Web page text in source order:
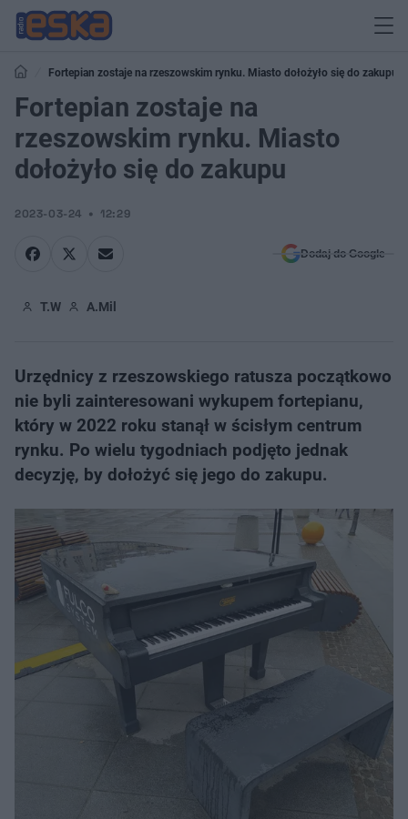
Fortepian zostaje na rzeszowskim rynku. Miasto dołożyło się do zakupu
Fortepian zostaje na
rzeszowskim rynku. Miasto
dołożyło się do zakupu
2023-03-24 12:29
Dodaj do Google
T.W A.Mil
Urzędnicy z rzeszowskiego ratusza początkowo
nie byli zainteresowani wykupem fortepianu,
który w 2022 roku stanął w ścisłym centrum
rynku. Po wielu tygodniach podjęto jednak
decyzję, by dołożyć się jego do zakupu.